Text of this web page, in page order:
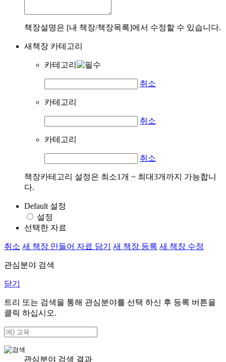
책장설명은 [내 책장/책장목록]에서 수정할 수 있습니다.
새책장 카테고리
카테고리
취소
카테고리
취소
카테고리
취소
책장카테고리 설정은 최소1개 ~ 최대3개까지 가능합니
다.
Default 설정
설정
선택한 자료
취소 새 책장 만들어 자료 담기 새 책장 등록 새 책장 수정
관심분야 검색
닫기
트리 또는 검색을 통해 관심분야를 선택 하신 후 등록 버튼을
클릭 하십시오.
관심분야 검색 결과